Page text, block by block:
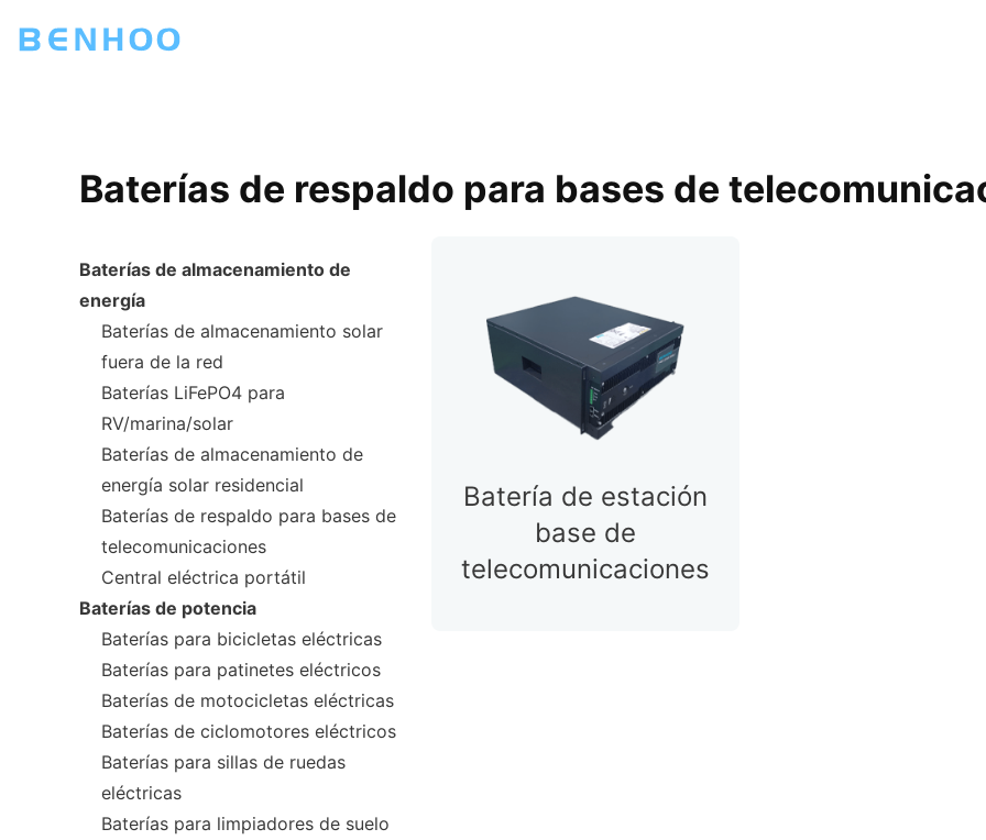
Baterías de respaldo para bases de
Baterías de almacenamiento de
energía
Baterías de almacenamiento solar
fuera de la red
Baterías LiFePO4 para
RV/marina/solar
Baterías de almacenamiento de
energía solar residencial
Baterías de respaldo para bases de
telecomunicaciones
Central eléctrica portátil
Baterías de potencia
Baterías para bicicletas eléctricas
Baterías para patinetes eléctricos
Baterías de motocicletas eléctricas
Baterías de ciclomotores eléctricos
Baterías para sillas de ruedas
eléctricas
Baterías para limpiadores de suelo
Batería de estación
base de
telecomunicaciones